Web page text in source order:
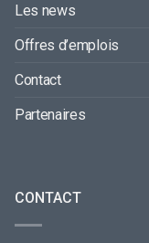
Les news
Offres d’emplois
Contact
Partenaires
CONTACT